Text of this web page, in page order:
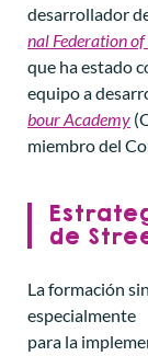
desarrollador
nal Federation
que ha estado
equipo a
bour Academy
miembro del
de
La formación
especialmente
para la